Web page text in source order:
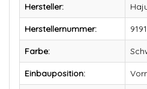
Hersteller:
Herstellernummer:
Farbe:
Einbauposition: